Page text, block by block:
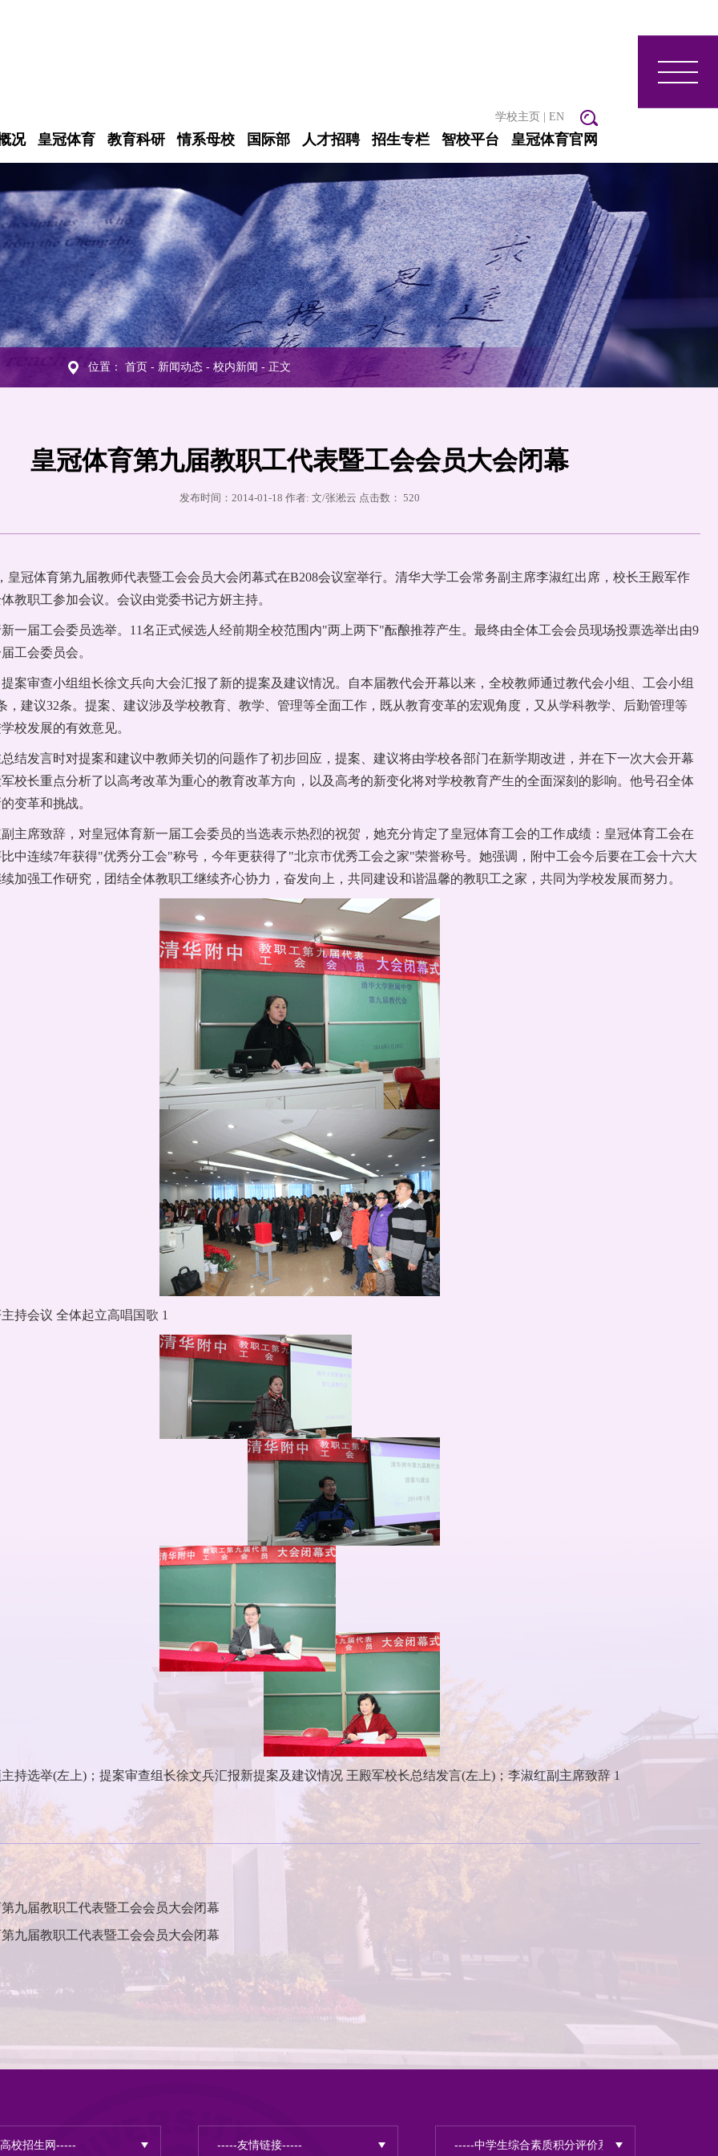
学校主页 EN
况 皇冠体育 教育科研 情系母校 国际部 人才招聘 招生专栏 智校平台 皇冠体育官网
位置： 首页 - 新闻动态 - 校内新闻 - 正文
皇冠体育第九届教职工代表暨工会会员大会闭幕
发布时间：2014-01-18 作者: 文/张淞云 点击数：520
皇冠体育第九届教师代表暨工会会员大会闭幕式在B208会议室举行。清华大学工会常务副主席李淑红出席，校长王殿军作
教职工参加会议。会议由党委书记方妍主持。
一届工会委员选举。11名正式候选人经前期全校范围内"两上两下"酝酿推荐产生。最终由全体工会会员现场投票选举出由9
工会委员会。
案审查小组组长徐文兵向大会汇报了新的提案及建议情况。自本届教代会开幕以来，全校教师通过教代会小组、工会小组
，建议32条。提案、建议涉及学校教育、教学、管理等全面工作，既从教育变革的宏观角度，又从学科教学、后勤管理等
校发展的有效意见。
结发言时对提案和建议中教师关切的问题作了初步回应，提案、建议将由学校各部门在新学期改进，并在下一次大会开幕
校长重点分析了以高考改革为重心的教育改革方向，以及高考的新变化将对学校教育产生的全面深刻的影响。他号召全体
变革和挑战。
主席致辞，对皇冠体育新一届工会委员的当选表示热烈的祝贺，她充分肯定了皇冠体育工会的工作成绩：皇冠体育工会在
中连续7年获得"优秀分工会"称号，今年更获得了"北京市优秀工会之家"荣誉称号。她强调，附中工会今后要在工会十六大
加强工作研究，团结全体教职工继续齐心协力，奋发向上，共同建设和谐温馨的教职工之家，共同为学校发展而努力。
持会议 全体起立高唱国歌 1
持选举(左上)；提案审查组长徐文兵汇报新提案及建议情况 王殿军校长总结发言(左上)；李淑红副主席致辞 1
第九届教职工代表暨工会会员大会闭幕
九届教职工代表暨工会会员大会闭幕